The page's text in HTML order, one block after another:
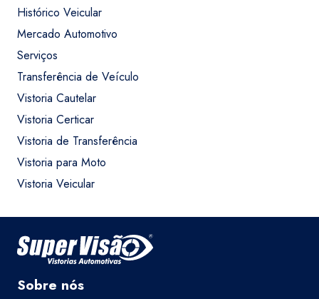
Histórico Veicular
Mercado Automotivo
Serviços
Transferência de Veículo
Vistoria Cautelar
Vistoria Certicar
Vistoria de Transferência
Vistoria para Moto
Vistoria Veicular
Sobre nós